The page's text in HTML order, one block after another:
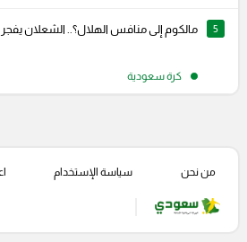
5 مالكوم إلى منافس الهلال؟.. الشعلان
كرة سعودية
من نحن سياسة الإستخدام